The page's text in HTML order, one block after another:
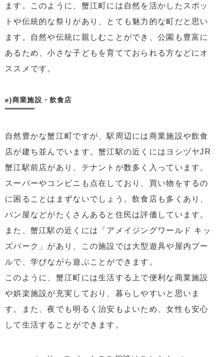
ます。このように、蟹江町には自然を活かしたスポッ
トや伝統的な祭りがあり、とても魅力的な町だと思い
ます。自然や伝統に親しむことができ、公園も豊富に
あるため、小さな子どもを育てておられる方などにオ
ススメです。
e)商業施設・飲食店
自然豊かな蟹江町ですが、駅周辺には商業施設や飲食
店が建ち並んでいます。蟹江駅の近くにはヨシヅヤJR
蟹江駅前店があり、テナントが数多く入っています。
スーパーやコンビニも点在しており、買い物をするの
に困ることはまずないでしょう。飲食店も多くあり、
パン屋などがたくさんあると住民は評価しています。
また、蟹江駅の近くには「アメイジングワールド キッ
ズパーク」があり、この施設では大型遊具や屋内プー
ルで、学びながら遊ぶことができます。
このように、蟹江町には生活する上で便利な商業施設
や娯楽施設が充実しており、暮らしやすいと思いま
す。また、夜でも明るく治安もよいため、女性も安心
して生活することができます。